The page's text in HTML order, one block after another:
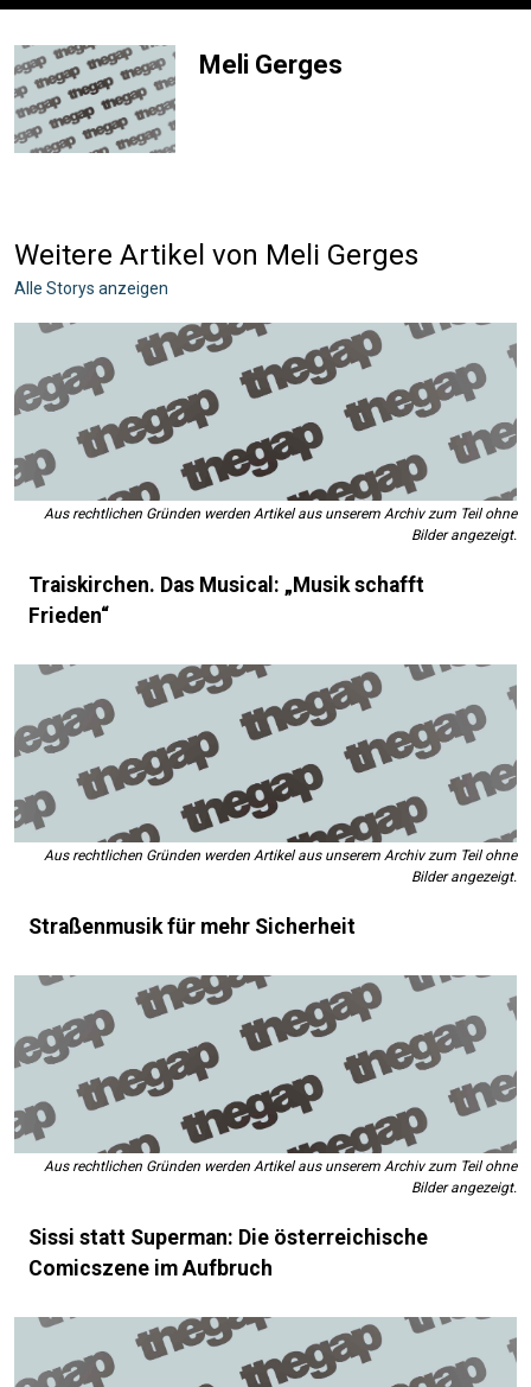
Meli Gerges
Weitere Artikel von Meli Gerges
Alle Storys anzeigen
Aus rechtlichen Gründen werden Artikel aus unserem Archiv zum Teil ohne
Bilder angezeigt.
Traiskirchen. Das Musical: „Musik schafft
Frieden“
Aus rechtlichen Gründen werden Artikel aus unserem Archiv zum Teil ohne
Bilder angezeigt.
Straßenmusik für mehr Sicherheit
Aus rechtlichen Gründen werden Artikel aus unserem Archiv zum Teil ohne
Bilder angezeigt.
Sissi statt Superman: Die österreichische
Comicszene im Aufbruch